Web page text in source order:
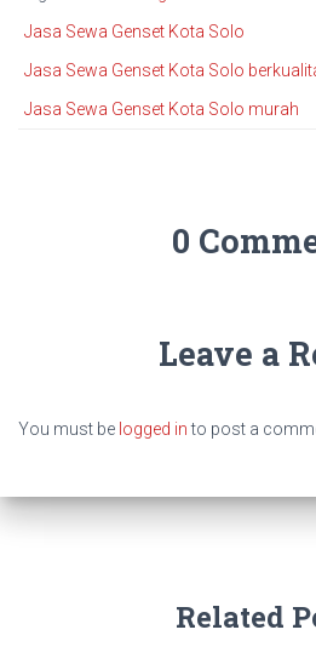
Jasa Sewa Genset Kota Solo
Jasa Sewa Genset Kota Solo
Jasa Sewa Genset Kota Solo murah
0
Leave a
You must be logged into post a
Related